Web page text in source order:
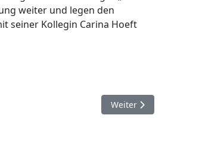
weiter und legen den
seiner Kollegin Carina Hoeft
Nächster Beitrag: Sind
Weiter